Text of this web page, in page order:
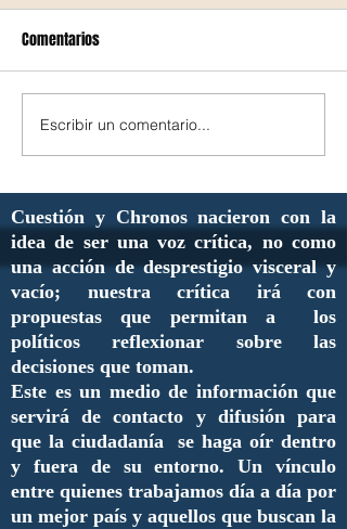
Comentarios
Escribir un comentario...
Cuestión y Chronos nacieron con la
idea de ser una voz crítica, no como
una acción de desprestigio visceral y
vacío; nuestra crítica irá con
propuestas que permitan a los
políticos reflexionar sobre las
decisiones que toman.
Este es un medio de información que
servirá de contacto y difusión para
que la ciudadanía se haga oír dentro
y fuera de su entorno. Un vínculo
entre quienes trabajamos día a día por
un mejor país y aquellos que buscan la